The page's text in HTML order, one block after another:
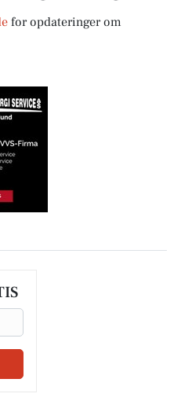
for opdateringer om